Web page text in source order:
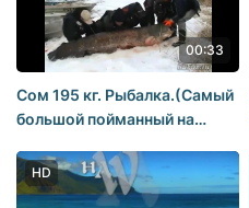
00:33
Сом 195 кг. Рыбалка.(Самый
большой пойманный на
HD